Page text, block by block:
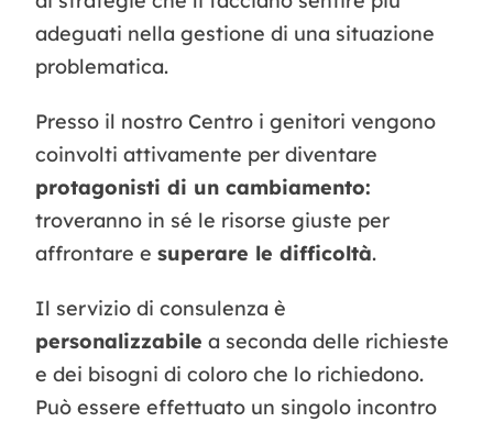
adeguati nella gestione di una situazione
problematica.
Presso il nostro Centro i genitori vengono
coinvolti attivamente per diventare
protagonisti di un cambiamento:
troveranno in sé le risorse giuste per
affrontare e superare le difficoltà.
Il servizio di consulenza è
personalizzabile a seconda delle richieste
e dei bisogni di coloro che lo richiedono.
Può essere effettuato un singolo incontro